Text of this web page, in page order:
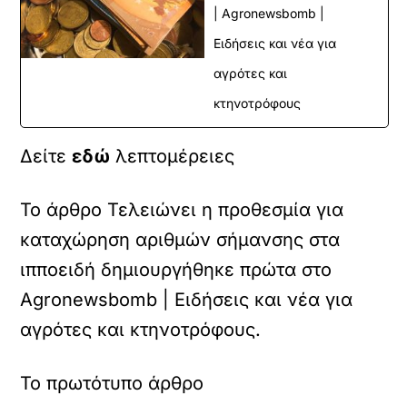
| Agronewsbomb |
Ειδήσεις και νέα για
αγρότες και
κτηνοτρόφους
Δείτεεδώλεπτομέρειες
Το άρθρο Τελειώνει η προθεσμία για
καταχώρηση αριθμών σήμανσης στα
ιπποειδή δημιουργήθηκε πρώτα στο
Agronewsbomb | Ειδήσεις και νέα για
αγρότες και κτηνοτρόφους.
Το πρωτότυπο άρθρο